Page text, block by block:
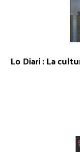
Lo Diari : La